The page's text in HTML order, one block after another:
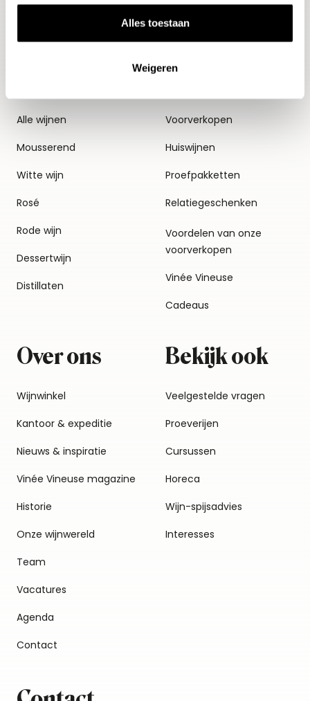
Alles toestaan
Weigeren
Alle wijnen
Mousserend
Witte wijn
Rosé
Rode wijn
Dessertwijn
Distillaten
Thema's
Voorverkopen
Huiswijnen
Proefpakketten
Relatiegeschenken
Voordelen van onze
voorverkopen
Vinée Vineuse
Cadeaus
Over ons
Wijnwinkel
Kantoor & expeditie
Nieuws & inspiratie
Vinée Vineuse magazine
Historie
Onze wijnwereld
Team
Vacatures
Agenda
Contact
Bekijk ook
Veelgestelde vragen
Proeverijen
Cursussen
Horeca
Wijn-spijsadvies
Interesses